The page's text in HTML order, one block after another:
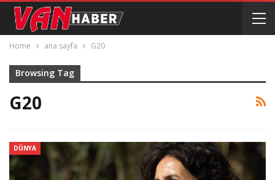
Home ana sayfa G20
Browsing Tag
G20
DÜNYA